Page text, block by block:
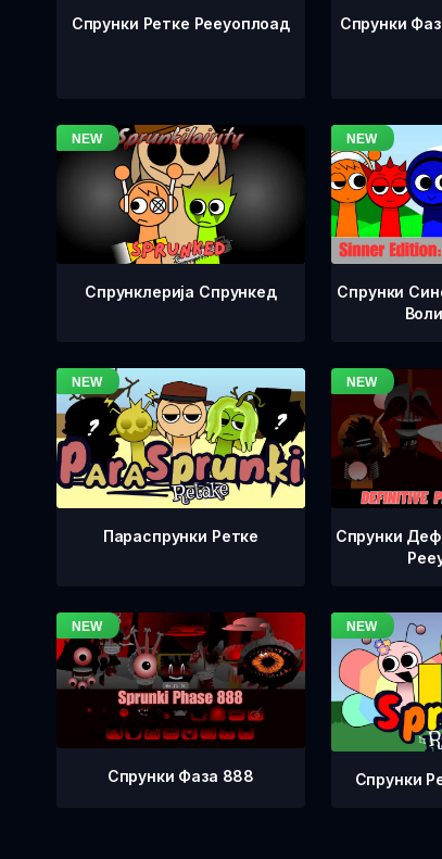
Спрунки Ретке Рееуоплоад Спрунки
Спрунклерија Спрункед
Спрунки
Параспрунки Ретке
Спрунки
Спрунки Фаза 888 Спрунки